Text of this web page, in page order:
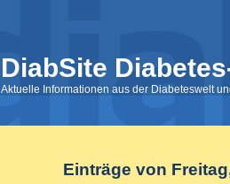
DiabSite
Aktuelle Informationen aus der Diabeteswelt
Einträge von